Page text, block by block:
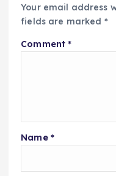
Your email address
fields are marked *
Comment*
Name *